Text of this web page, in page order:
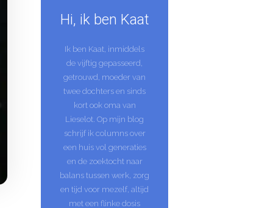
Hi, ik ben Kaat
Ik ben Kaat, inmiddels
de vijftig gepasseerd,
getrouwd, moeder van
twee dochters en sinds
kort ook oma van
Lieselot. Op mijn blog
schrijf ik columns over
een huis vol generaties
en de zoektocht naar
balans tussen werk, zorg
en tijd voor mezelf, altijd
met een flinke dosis